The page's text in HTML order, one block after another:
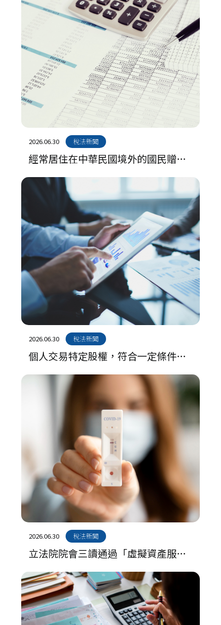
2026.06.30 稅法新聞
經常居住在中華民國境外的國民贈與
境內財產，要如何申報贈與稅？
2026.06.30 稅法新聞
個人交易特定股權，符合一定條件應
申報房地合一稅
2026.06.30 稅法新聞
立法院院會三讀通過「虛擬資產服務
法」